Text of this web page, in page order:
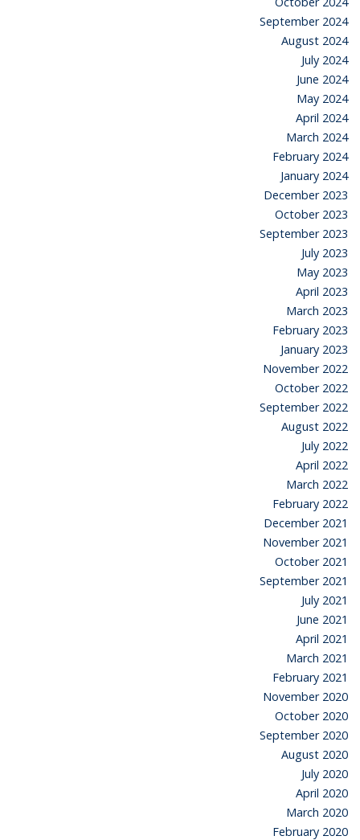
September 2024
August 2024
July 2024
June 2024
May 2024
April 2024
March 2024
February 2024
January 2024
December 2023
October 2023
September 2023
July 2023
May 2023
April 2023
March 2023
February 2023
January 2023
November 2022
October 2022
September 2022
August 2022
July 2022
April 2022
March 2022
February 2022
December 2021
November 2021
October 2021
September 2021
July 2021
June 2021
April 2021
March 2021
February 2021
November 2020
October 2020
September 2020
August 2020
July 2020
April 2020
March 2020
February 2020